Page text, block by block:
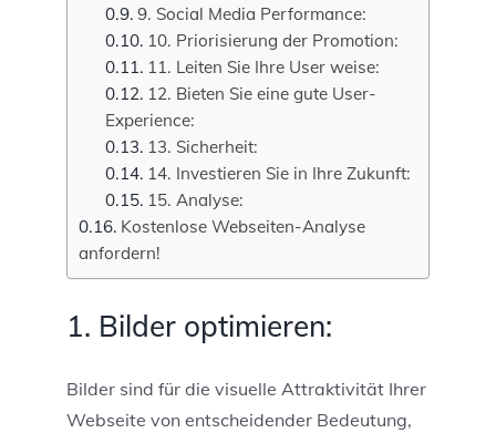
9. Social Media Performance:
10. Priorisierung der Promotion:
11. Leiten Sie Ihre User weise:
12. Bieten Sie eine gute User-
Experience:
13. Sicherheit:
14. Investieren Sie in Ihre Zukunft:
15. Analyse:
Kostenlose Webseiten-Analyse
anfordern!
1. Bilder optimieren:
Bilder sind für die visuelle Attraktivität Ihrer
Webseite von entscheidender Bedeutung,